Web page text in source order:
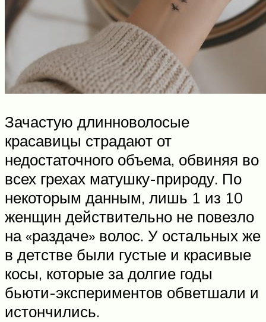
Зачастую длинноволосые
красавицы страдают от
недостаточного объема, обвиняя во
всех грехах матушку-природу. По
некоторым данным, лишь 1 из 10
женщин действительно не повезло
на «раздаче» волос. У остальных же
в детстве были густые и красивые
косы, которые за долгие годы
бьюти-экспериментов обветшали и
истончились.